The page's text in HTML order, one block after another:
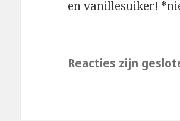
en vanillesuiker!
Reacties zijn